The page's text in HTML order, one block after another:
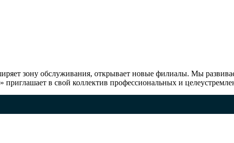
зону обслуживания, открывает новые филиалы. Мы
в свой коллектив профессиональных и